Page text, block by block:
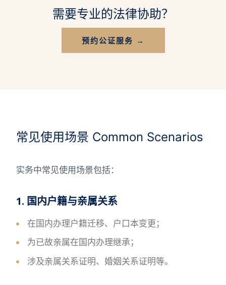
需要专业的法律协助？
预约公证服务 →
常见使用场景 Common Scenarios
实务中常见使用场景包括：
1. 国内户籍与亲属关系
在国内办理户籍迁移、户口本变更；
为已故亲属在国内办理继承；
涉及亲属关系证明、婚姻关系证明等。